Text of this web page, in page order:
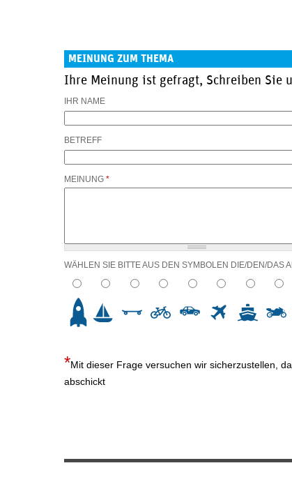
MEINUNG ZUM THEMA
Ihre Meinung ist gefragt, Schreiben Sie
IHR NAME
BETREFF
MEINUNG *
WÄHLEN SIE BITTE AUS DEN SYMBOLEN DIE/DEN/DAS
4
Mit dieser Frage versuchen wir sicherzustellen,
abschickt